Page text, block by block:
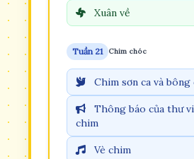
Xuân về
Tuần 21 Chim chóc
Chim sơn ca và
Thông báo của thư
chim
Vè chim